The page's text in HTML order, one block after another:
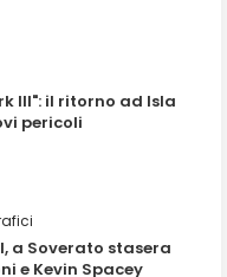
III": il ritorno ad Isla
pericoli
a Soverato stasera
e Kevin Spacey